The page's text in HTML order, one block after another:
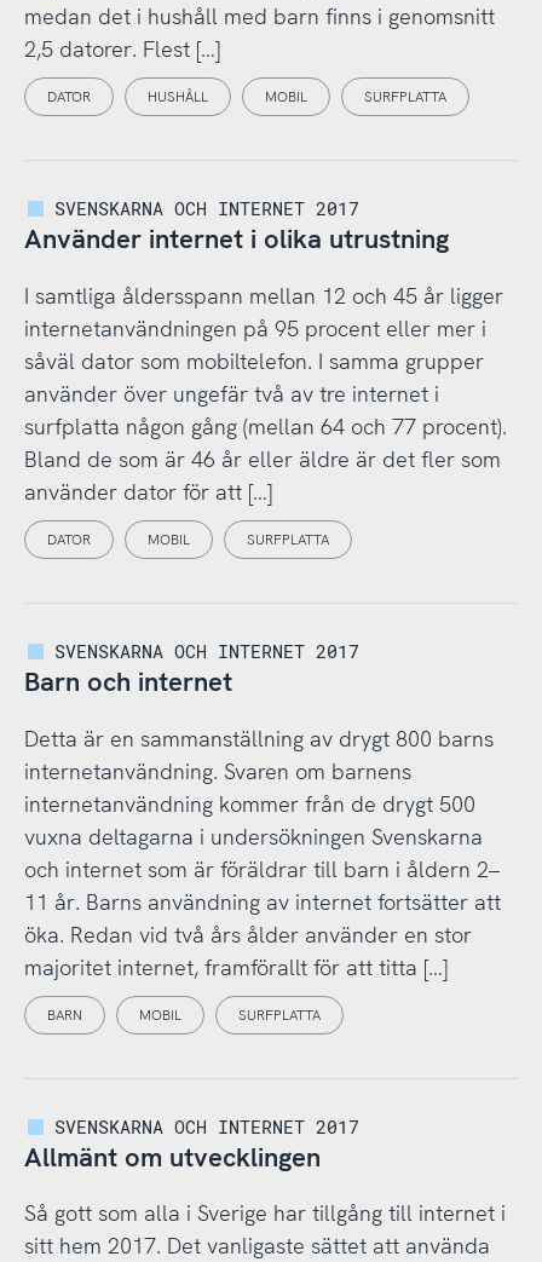
medan det i hushåll med barn finns i genomsnitt
2,5 datorer. Flest […]
DATOR HUSHÅLL MOBIL SURFPLATTA
SVENSKARNA OCH INTERNET 2017
Använder internet i olika utrustning
I samtliga åldersspann mellan 12 och 45 år ligger
internetanvändningen på 95 procent eller mer i
såväl dator som mobiltelefon. I samma grupper
använder över ungefär två av tre internet i
surfplatta någon gång (mellan 64 och 77 procent).
Bland de som är 46 år eller äldre är det fler som
använder dator för att […]
DATOR MOBIL SURFPLATTA
SVENSKARNA OCH INTERNET 2017
Barn och internet
Detta är en sammanställning av drygt 800 barns
internetanvändning. Svaren om barnens
internetanvändning kommer från de drygt 500
vuxna deltagarna i undersökningen Svenskarna
och internet som är föräldrar till barn i åldern 2–
11 år. Barns användning av internet fortsätter att
öka. Redan vid två års ålder använder en stor
majoritet internet, framförallt för att titta […]
BARN MOBIL SURFPLATTA
SVENSKARNA OCH INTERNET 2017
Allmänt om utvecklingen
Så gott som alla i Sverige har tillgång till internet i
sitt hem 2017. Det vanligaste sättet att använda